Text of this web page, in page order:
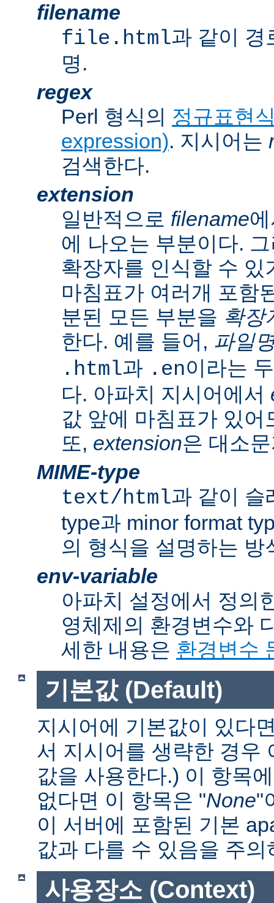
filename
file.html과 같이 경
명.
regex
Perl 형식의 정규표현
expression). 지시어는
검색한다.
extension
일반적으로 filename
에 나오는 부분이다.
확장자를 인식할 수
마침표가 여러개 포함
분된 모든 부분을 확장
한다. 예를 들어, 파일
.html과 .en이라는
다. 아파치 지시어에서
값 앞에 마침표가 있
또, extension은 대소
MIME-type
text/html과 같이 슬
type과 minor format
의 형식을 설명하는 방
env-variable
아파치 설정에서 정의
영체제의 환경변수와
세한 내용은 환경변수
기본값 (Default)
지시어에 기본값이 있다
서 지시어를 생략한 경우
값을 사용한다.) 이 항목
없다면 이 항목은 "None"
이 서버에 포함된 기본
값과 다를 수 있음을 주의
사용장소 (Context)